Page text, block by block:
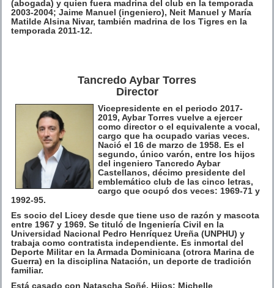
(abogada) y quien fuera madrina del club en la temporada
2003-2004; Jaime Manuel (ingeniero), Neit Manuel y María
Matilde Alsina Nivar, también madrina de los Tigres en la
temporada 2011-12.
Tancredo Aybar Torres
Director
Vicepresidente en el periodo 2017-
2019, Aybar Torres vuelve a ejercer
como director o el equivalente a vocal,
cargo que ha ocupado varias veces.
Nació el 16 de marzo de 1958. Es el
segundo, único varón, entre los hijos
del ingeniero Tancredo Aybar
Castellanos, décimo presidente del
emblemático club de las cinco letras,
cargo que ocupó dos veces: 1969-71 y
1992-95.
Es socio del Licey desde que tiene uso de razón y mascota
entre 1967 y 1969. Se tituló de Ingeniería Civil en la
Universidad Nacional Pedro Henríquez Ureña (UNPHU) y
trabaja como contratista independiente. Es inmortal del
Deporte Militar en la Armada Dominicana (otrora Marina de
Guerra) en la disciplina Natación, un deporte de tradición
familiar.
Está casado con Natascha Soñé. Hijos: Michelle